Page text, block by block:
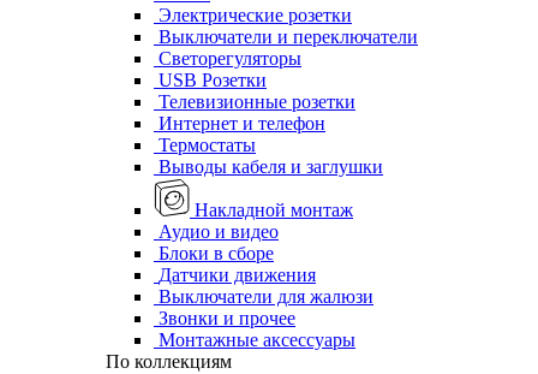
Электрические розетки
Выключатели и переключатели
Светорегуляторы
USB Розетки
Телевизионные розетки
Интернет и телефон
Термостаты
Выводы кабеля и заглушки
Накладной монтаж
Аудио и видео
Блоки в сборе
Датчики движения
Выключатели для жалюзи
Звонки и прочее
Монтажные аксессуары
По коллекциям